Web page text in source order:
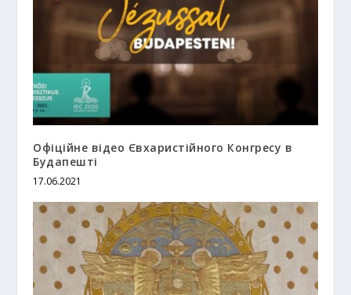
Офіційне відео Євхаристійного Конгресу в
Будапешті
17.06.2021